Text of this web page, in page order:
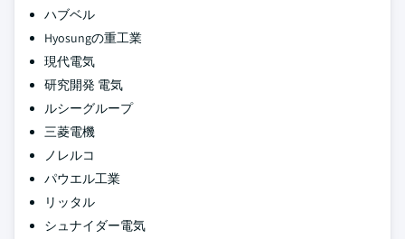
ハブベル
Hyosungの重工業
現代電気
研究開発 電気
ルシーグループ
三菱電機
ノレルコ
パウエル工業
リッタル
シュナイダー電気